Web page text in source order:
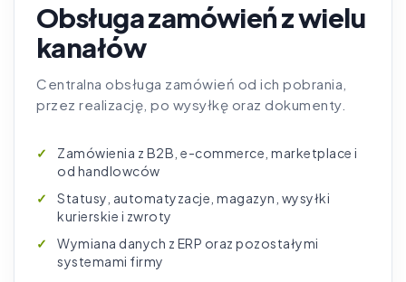
Obsługa zamówień z wielu
kanałów
Centralna obsługa zamówień od ich pobrania,
przez realizację, po wysyłkę oraz dokumenty.
Zamówienia z B2B, e-commerce, marketplace i
od handlowców
Statusy, automatyzacje, magazyn, wysyłki
kurierskie i zwroty
Wymiana danych z ERP oraz pozostałymi
systemami firmy